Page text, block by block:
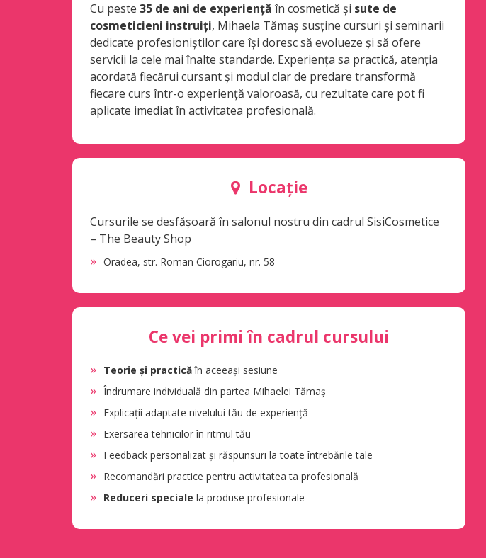
Cu peste 35 de ani de experiență în cosmetică și sute de
cosmeticieni instruiți, Mihaela Tămaș susține cursuri și seminarii
dedicate profesioniștilor care își doresc să evolueze și să ofere
servicii la cele mai înalte standarde. Experiența sa practică, atenția
acordată fiecărui cursant și modul clar de predare transformă
fiecare curs într-o experiență valoroasă, cu rezultate care pot fi
aplicate imediat în activitatea profesională.
Locație
Cursurile se desfășoară în salonul nostru din cadrul SisiCosmetice
– The Beauty Shop
Oradea, str. Roman Ciorogariu, nr. 58
Ce vei primi în cadrul cursului
Teorie și practicăîn aceeași sesiune
Îndrumare individuală din partea Mihaelei Tămaș
Explicații adaptate nivelului tău de experiență
Exersarea tehnicilor în ritmul tău
Feedback personalizat și răspunsuri la toate întrebările tale
Recomandări practice pentru activitatea ta profesională
Reduceri speciale la produse profesionale